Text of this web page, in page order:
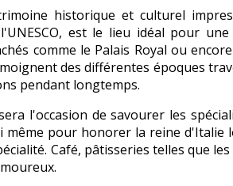
historique et culturel
est le lieu idéal pour
comme le Palais Royal ou
des différentes époques
pendant longtemps.
l'occasion de savourer les
même pour honorer la reine d'Italie
Café, pâtisseries telles que